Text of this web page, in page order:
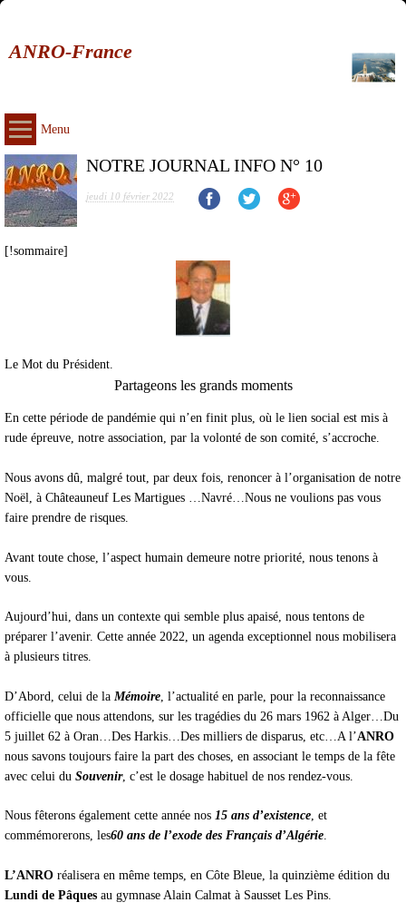
ANRO-France
Menu
NOTRE JOURNAL INFO N° 10
jeudi 10 février 2022
[!sommaire]
Le Mot du Président.
Partageons les grands moments
En cette période de pandémie qui n’en finit plus, où le lien social est mis à
rude épreuve, notre association, par la volonté de son comité, s’accroche.
Nous avons dû, malgré tout, par deux fois, renoncer à l’organisation de notre
Noël, à Châteauneuf Les Martigues …Navré…Nous ne voulions pas vous
faire prendre de risques.
Avant toute chose, l’aspect humain demeure notre priorité, nous tenons à
vous.
Aujourd’hui, dans un contexte qui semble plus apaisé, nous tentons de
préparer l’avenir. Cette année 2022, un agenda exceptionnel nous mobilisera
à plusieurs titres.
D’Abord, celui de la Mémoire , l’actualité en parle, pour la reconnaissance
officielle que nous attendons, sur les tragédies du 26 mars 1962 à Alger…Du
5 juillet 62 à Oran…Des Harkis…Des milliers de disparus, etc…A l’ANRO
nous savons toujours faire la part des choses, en associant le temps de la fête
avec celui du Souvenir, c’est le dosage habituel de nos rendez-vous.
Nous fêterons également cette année nos 15 ans d’existence, et
commémorerons, les60 ans de l’exode des Français d’Algérie.
L’ANRO réalisera en même temps, en Côte Bleue, la quinzième édition du
Lundi de Pâques au gymnase Alain Calmat à Sausset Les Pins.